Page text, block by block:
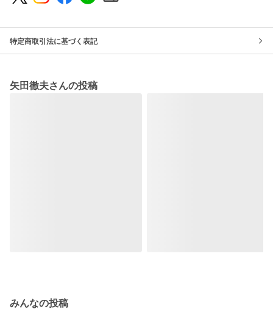
特定商取引法に基づく表記
矢田徹夫さんの投稿
みんなの投稿